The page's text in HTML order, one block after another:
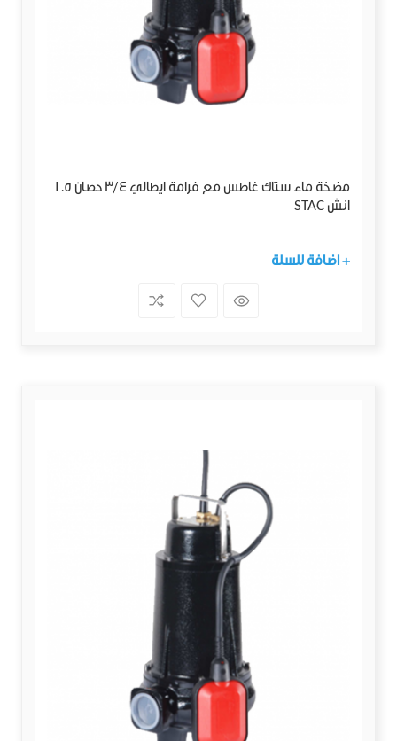
مضخة ماء ستاك غاطس مع فرامة ايطالي 3/4 حصان 1.5
انش STAC
+ اضافة للسلة